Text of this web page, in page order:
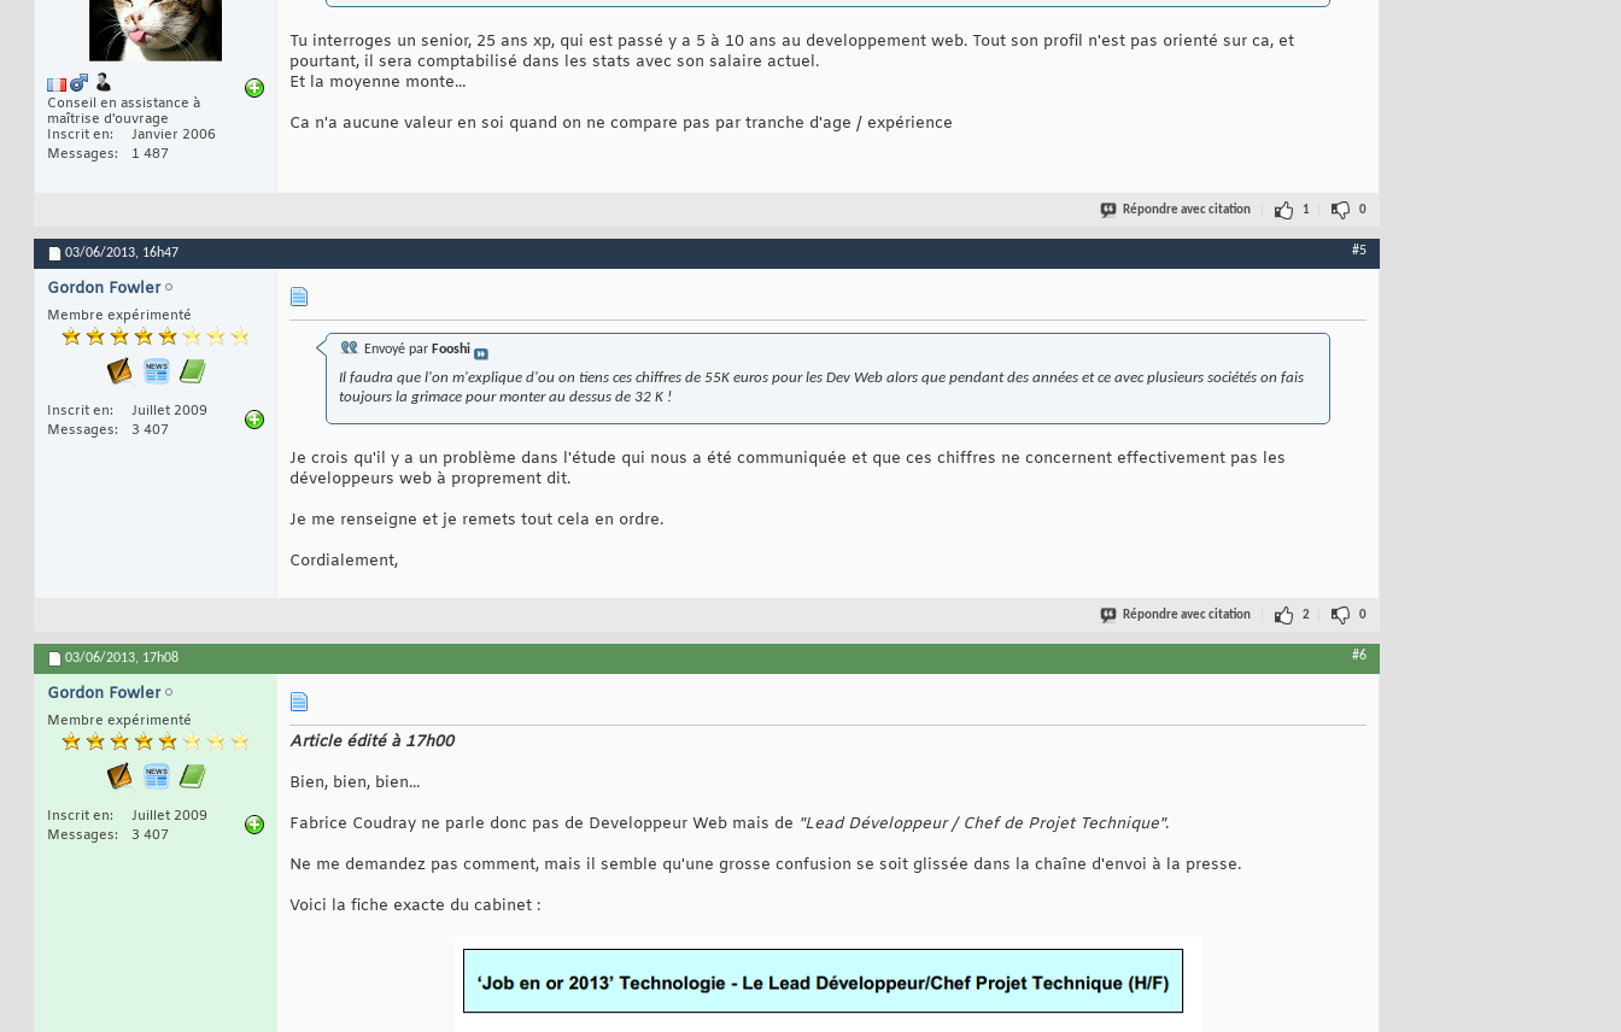
Conseil en assistance à
maîtrise d'ouvrage
Inscrit en
Janvier 2006
Messages
1 487
Tu interroges un senior, 25 ans xp, qui est passé y a 5 à 10 ans au developpement web. Tout son profil n'est pas orienté sur ca, et
pourtant, il sera comptabilisé dans les stats avec son salaire actuel.
Et la moyenne monte...
Ca n'a aucune valeur en soi quand on ne compare pas par tranche d'age / expérience
Répondre avec citation 1 0
03/06/2013, 16h47 #5
Gordon Fowler
Membre expérimenté
Inscrit en
Juillet 2009
Messages
3 407
Envoyé par Fooshi
Il faudra que l'on m'explique d'ou on tiens ces chiffres de 55K euros pour les Dev Web alors que pendant des années et ce avec plusieurs sociétés on fais
toujours la grimace pour monter au dessus de 32 K !
Je crois qu'il y a un problème dans l'étude qui nous a été communiquée et que ces chiffres ne concernent effectivement pas les
développeurs web à proprement dit.
Je me renseigne et je remets tout cela en ordre.
Cordialement,
Répondre avec citation 2 0
03/06/2013, 17h08 #6
Gordon Fowler
Membre expérimenté
Inscrit en
Juillet 2009
Messages
3 407
Article édité à 17h00
Bien, bien, bien...
Fabrice Coudray ne parle donc pas de Developpeur Web mais de "Lead Développeur / Chef de Projet Technique".
Ne me demandez pas comment, mais il semble qu'une grosse confusion se soit glissée dans la chaîne d'envoi à la presse.
Voici la fiche exacte du cabinet :